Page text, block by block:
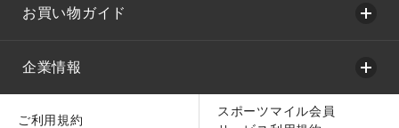
お買い物ガイド
企業情報
ご利用規約
スポーツマイル会員